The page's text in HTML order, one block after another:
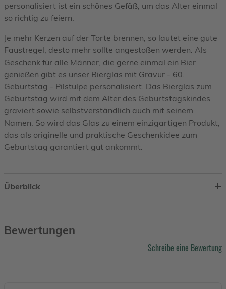
personalisiert ist ein schönes Gefäß, um das Alter einmal
so richtig zu feiern.
Je mehr Kerzen auf der Torte brennen, so lautet eine gute
Faustregel, desto mehr sollte angestoßen werden. Als
Geschenk für alle Männer, die gerne einmal ein Bier
genießen gibt es unser Bierglas mit Gravur - 60.
Geburtstag - Pilstulpe personalisiert. Das Bierglas zum
Geburtstag wird mit dem Alter des Geburtstagskindes
graviert sowie selbstverständlich auch mit seinem
Namen. So wird das Glas zu einem einzigartigen Produkt,
das als originelle und praktische Geschenkidee zum
Geburtstag garantiert gut ankommt.
Überblick
Bewertungen
Schreibe eine Bewertung